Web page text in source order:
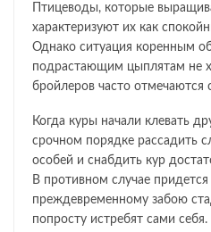
Птицеводы, которые
характеризуют их как
Однако ситуация коренным
подрастающим цыплятам не
бройлеров часто отмечаются
Когда куры начали клевать
срочном порядке рассадить
особей и снабдить кур
В противном случае придется
преждевременному забою
попросту истребят сами себя.